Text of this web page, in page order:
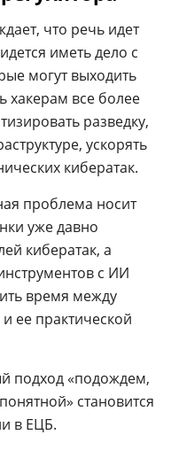
что речь идет
иметь дело с
могут выходить
хакерам все более
разведку,
ускорять
кибератак.
проблема носит
уже давно
кибератак, а
с ИИ
время между
и ее практической
подход «подождем,
становится
в ЕЦБ.